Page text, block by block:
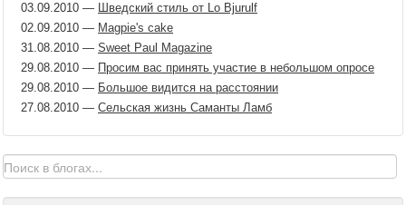
03.09.2010 — Шведский стиль от Lo Bjurulf
02.09.2010 — Magpie's cake
31.08.2010 — Sweet Paul Magazine
29.08.2010 — Просим вас принять участие в небольшом опросе
29.08.2010 — Большое видится на расстоянии
27.08.2010 — Сельская жизнь Саманты Ламб